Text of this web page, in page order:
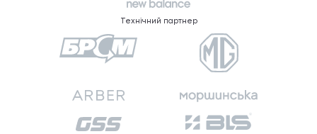
Технічний партнер